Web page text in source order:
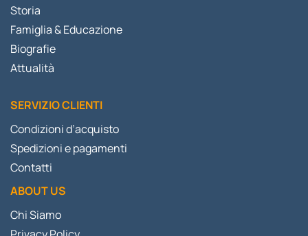
Storia
Famiglia & Educazione
Biografie
Attualità
SERVIZIO CLIENTI
Condizioni d’acquisto
Spedizioni e pagamenti
Contatti
ABOUT US
Chi Siamo